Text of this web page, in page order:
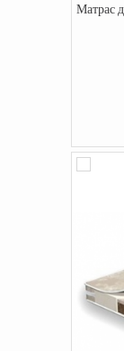
Матрас